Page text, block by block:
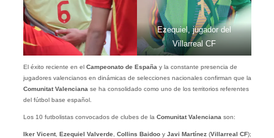
Ezequiel, jugador del
Villarreal CF
El éxito reciente en elCampeonato de España y la constante presencia de
jugadores valencianos en dinámicas de selecciones nacionales confirman que la
Comunitat Valenciana se ha consolidado como uno de los territorios referentes
del fútbol base español.
Los 10 futbolistas convocados de clubes de la Comunitat Valenciana son:
Iker Vicent, Ezequiel Valverde, Collins Baidooy Javi Martínez(Villarreal CF);